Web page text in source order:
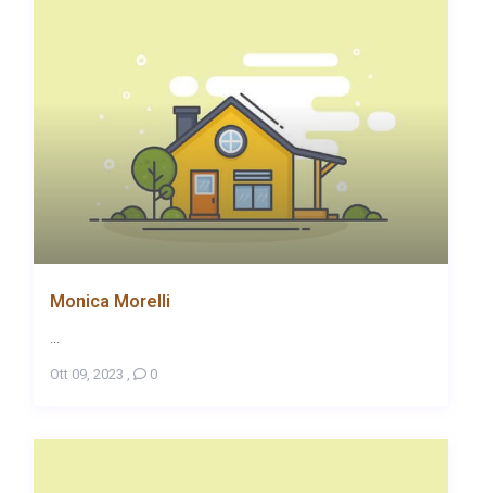
Monica Morelli
Ott 09, 2023 0